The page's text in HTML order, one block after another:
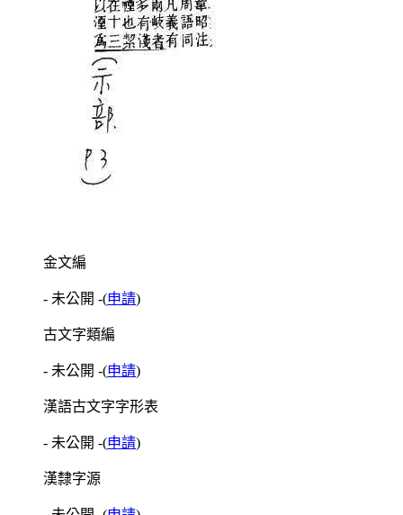
金文編
- 未公開 -(申請)
古文字類編
- 未公開 -(申請)
漢語古文字字形表
- 未公開 -(申請)
漢隸字源